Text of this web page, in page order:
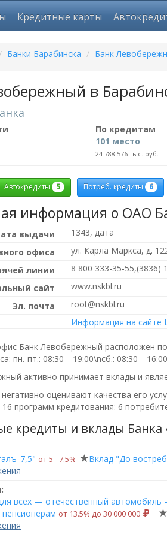
Кредитные карты
Банки Барабинска / Банк
в
По кредитам
101 место
24 788 576 тыс. руб.
Автокредиты 5 Потреб. кредиты 6
информация о ОАО
выдачи
1343, дата
офиса
ул. Карла Маркса, д.
линии
8 800 333-35-55,(3836)
сайт
www.nskbl.ru
Эл. почта
root@nskbl.ru
Информация на сайте
Банк Левобережный расположен
пн.-пт.: 08:30—19:00\nсб.:
активно принимает вклады и
оценивают качества его
программ кредитования: 6
кредиты и вклады
от 5 ‑ 7.5% Вклад "До
всех — отечественный автомобиль
от 13.5% до 30 000 000